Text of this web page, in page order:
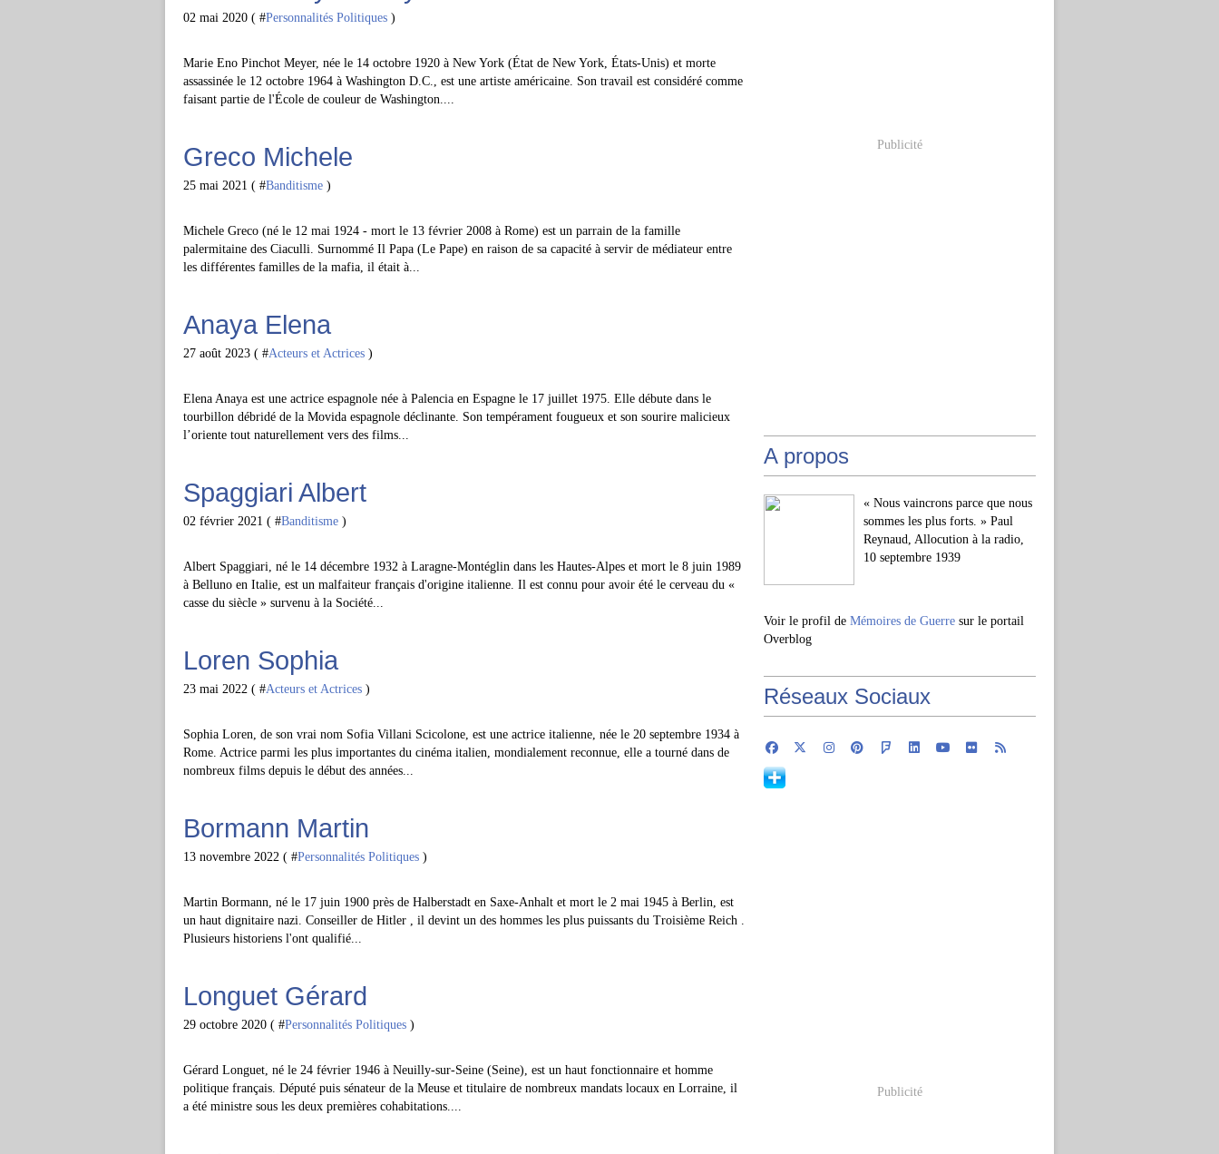
02 mai 2020 ( #Personnalités Politiques )
Marie Eno Pinchot Meyer, née le 14 octobre 1920 à New York (État de New York, États-Unis) et morte
assassinée le 12 octobre 1964 à Washington D.C., est une artiste américaine. Son travail est considéré comme
faisant partie de l'École de couleur de Washington....
Greco Michele
25 mai 2021 ( #Banditisme )
Michele Greco (né le 12 mai 1924 - mort le 13 février 2008 à Rome) est un parrain de la famille
palermitaine des Ciaculli. Surnommé Il Papa (Le Pape) en raison de sa capacité à servir de médiateur entre
les différentes familles de la mafia, il était à...
Anaya Elena
27 août 2023 ( #Acteurs et Actrices )
Elena Anaya est une actrice espagnole née à Palencia en Espagne le 17 juillet 1975. Elle débute dans le
tourbillon débridé de la Movida espagnole déclinante. Son tempérament fougueux et son sourire malicieux
l’oriente tout naturellement vers des films...
Spaggiari Albert
02 février 2021 ( #Banditisme )
Albert Spaggiari, né le 14 décembre 1932 à Laragne-Montéglin dans les Hautes-Alpes et mort le 8 juin 1989
à Belluno en Italie, est un malfaiteur français d'origine italienne. Il est connu pour avoir été le cerveau du «
casse du siècle » survenu à la Société...
Loren Sophia
23 mai 2022 ( #Acteurs et Actrices )
Sophia Loren, de son vrai nom Sofia Villani Scicolone, est une actrice italienne, née le 20 septembre 1934 à
Rome. Actrice parmi les plus importantes du cinéma italien, mondialement reconnue, elle a tourné dans de
nombreux films depuis le début des années...
Bormann Martin
13 novembre 2022 ( #Personnalités Politiques )
Martin Bormann, né le 17 juin 1900 près de Halberstadt en Saxe-Anhalt et mort le 2 mai 1945 à Berlin, est
un haut dignitaire nazi. Conseiller de Hitler , il devint un des hommes les plus puissants du Troisième Reich .
Plusieurs historiens l'ont qualifié...
Longuet Gérard
29 octobre 2020 ( #Personnalités Politiques )
Gérard Longuet, né le 24 février 1946 à Neuilly-sur-Seine (Seine), est un haut fonctionnaire et homme
politique français. Député puis sénateur de la Meuse et titulaire de nombreux mandats locaux en Lorraine, il
a été ministre sous les deux premières cohabitations....
Publicité
A propos
« Nous vaincrons parce que nous
sommes les plus forts. » Paul
Reynaud, Allocution à la radio,
10 septembre 1939
Voir le profil de Mémoires de Guerre sur le portail
Overblog
Réseaux Sociaux
Publicité